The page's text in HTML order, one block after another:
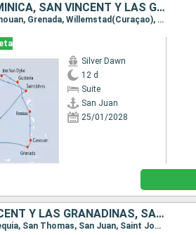
PORTO RICO, JOST VAN DYKE, FRANCIA, DOMINICA, SAN VINCENT Y LAS GRANADINAS, GRENADA, BONAIRE, ANTIGUA Y BARBUDA
Itinerario : San Juan, Jost Van Dyke, Gustavia, Roseau, Canouan, Grenada, Willemstad(Curaçao), Kralendjik, Saint Johns, San Juan, Jost Van Dyke, Gustavia, Roseau, Canouan, Grenada, Willemstad(Curaçao), Kralendjik, Saint Johns, San Juan
Silver Dawn
12 d
Suite
San Juan
25/01/2028
ANTIGUA Y BARBUDA, GUADALUPE, SAN VINCENT Y LAS GRANADINAS, SANTO TOMÁS, PORTO RICO
Itinerario : San Juan, Saint Johns, St Kitts, Les Saintes, Bequia, San Thomas, San Juan, Saint Johns, St Kitts, Les Saintes, Bequia, San Thomas, San Juan